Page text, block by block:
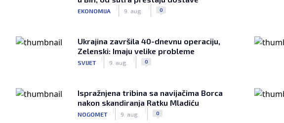
EKONOMIJA
|
9. aug.
| 0
Ukrajina završila 40-dnevnu operaciju,
Zelenski: Imaju velike probleme
SVIJET
|
9. aug.
| 0
Ispražnjena tribina sa navijačima Borca
nakon skandiranja Ratku Mladiću
NOGOMET
|
9. aug.
| 0